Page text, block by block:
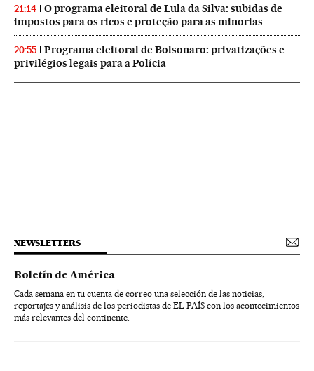
21:14
O programa eleitoral de Lula da Silva: subidas de
impostos para os ricos e proteção para as minorias
20:55
Programa eleitoral de Bolsonaro: privatizações e
privilégios legais para a Polícia
NEWSLETTERS
Boletín de América
Cada semana en tu cuenta de correo una selección de las noticias,
reportajes y análisis de los periodistas de EL PAÍS con los acontecimientos
más relevantes del continente.